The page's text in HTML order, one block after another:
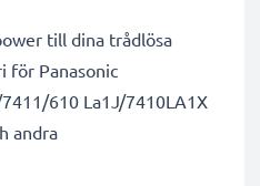
till dina trådlösa
för Panasonic
610 La1J/7410LA1X
andra